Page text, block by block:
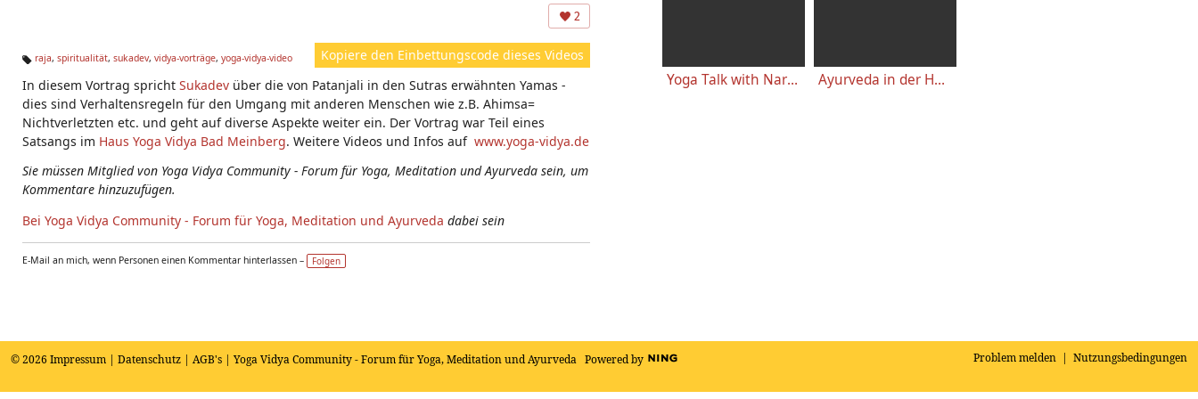
ns
ic
ht
e
n:
2
Kopiere den Einbettungscode dieses Videos
g
s:
raja, spiritualität, sukadev, vidya-vorträge, yoga-vidya-video
In diesem Vortrag spricht Sukadev über die von Patanjali in den Sutras erwähnten Yamas -
dies sind Verhaltensregeln für den Umgang mit anderen Menschen wie z.B. Ahimsa=
Nichtverletzten etc. und geht auf diverse Aspekte weiter ein. Der Vortrag war Teil eines
Satsangs im Haus Yoga Vidya Bad Meinberg. Weitere Videos und Infos auf www.yoga-vidya.de
Sie müssen Mitglied von Yoga Vidya Community - Forum für Yoga, Meditation und Ayurveda sein, um
Kommentare hinzuzufügen.
Bei Yoga Vidya Community - Forum für Yoga, Meditation und Ayurveda dabei sein
E-Mail an mich, wenn Personen einen Kommentar hinterlassen – Folgen
Yoga Talk with Narayani No 4 - Vierter Yoga Vortrag mit Narayani English-Deutsch Part 4 of 4 Ayurveda in der Hatha Yoga Pradipika - Vortrag mit Sukadev Bretz
Problem melden | Nutzungsbedingungen
© 2026 Impressum | Datenschutz | AGB's | Yoga Vidya Community - Forum für Yoga, Meditation und Ayurveda Powered by